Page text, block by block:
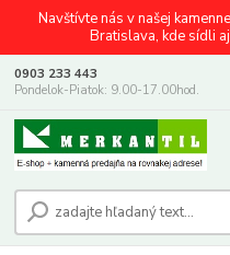
Navštívte nás v našej
Bratislava, kde sídli
0903 233 443
Pondelok-Piatok: 9.00-17.00hod.